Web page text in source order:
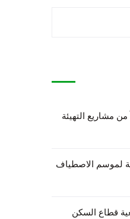
من مشاريع التهيئة
لموسم الاصطياف
قطاع السكن